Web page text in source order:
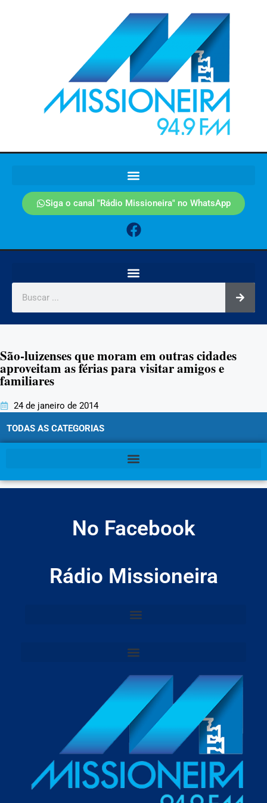
Siga o canal "Rádio Missioneira" no WhatsApp
São-luizenses que moram em outras cidades
aproveitam as férias para visitar amigos e
familiares
24 de janeiro de 2014
TODAS AS CATEGORIAS
No Facebook
Rádio Missioneira